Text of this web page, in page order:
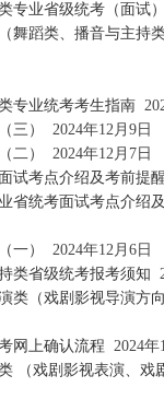
专业省级统考（面试
舞蹈类、播音与主持
专业统考考生指南
三）
2024年12月9日
二）
2024年12月7日
试考点介绍及考前提
省统考面试考点介绍
一）
2024年12月6日
类省级统考报考须知
类（戏剧影视导演方
网上确认流程 2024年
（戏剧影视表演、戏